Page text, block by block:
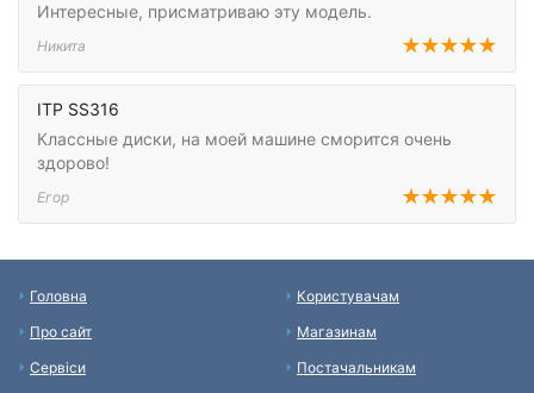
Интересные, присматриваю эту модель.
Никита
ITP SS316
Классные диски, на моей машине сморится очень
здорово!
Егор
Головна
Про сайт
Сервіси
Користувачам
Магазинам
Постачальникам